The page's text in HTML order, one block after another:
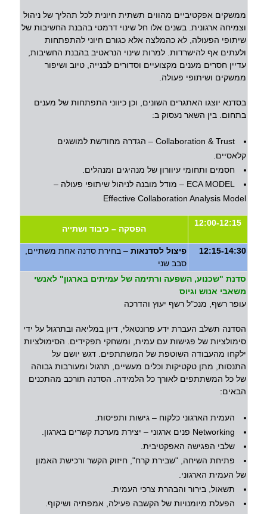
ממשקים אפקטיביים מהווים תשתית חיונית לכל תהליך של ניהול
וצמיחה ארגונית. בשנים אלו חל שינוי דרמטי בהבנת החשיבות של
שיתופי הפעולה, לא כהמלצה אלא כגורם חיוני להתפתחות
ולעתים אף להישרדות. למרות שינוי הנראטיב בהבנת החשיבות,
עדיין חסרים מענים מקצועיים וסדורים לבנייה, טיוב ושיפור
ממשקים ושיתופי פעולה.
בסדנא יוצגו האתגרים השונים, וכן כיווני התפתחות של מענים
בתחום. בין השאר נעסוק ב:
Collaboration & Trust – הגדרה מחודשת למושגים
קלאסיים.
חסמים ותחומי עיוורון של מנהיגים ומנהלים.
ECA MODEL – מודל מובנה לניהול שיתופי פעולה –
Effective Collaboration Analysis Model
12:00-12:15
הפסקה – כיבוד ושתייה
12:15-14:30 פיצול לסדנאות – בחירת סדנה אחת משתיים,
סבב שני
סדנת "שכנוע, השפעה ורתימה של עמיתים בארגון" לאנשי
משאבי אנוש וגיוס
עופר רשף, מנכ"ל רשף יעוץ והדרכה
הסדנה תשלב העברת ידע פרונטאלי, דיון במליאה ובתרגול על ידי
סימולציות של פגישות עם עמית, ומשחקי תפקידים. הסימולציות
ילקחו מהעבודה השוטפת של המשתתפים. דגש יושם על
התנסות, מתן טקטיקות וכלים מעשיים, תרגול ומעורבות גבוהה
של כל המשתתפים לאורך כל הלמידה. הסדנה תורכב מהתכנים
הבאים:
העמית הארגוני כלקוח – גישות ותפיסות.
Networking פנים ארגוני – יצירת מערכת קשרים בארגון.
שלבי הפגישה האפקטיבית.
פתיחת השיחה, "שבירת קרח", חיזוק הקשר ורכישת האמון
של העמית הארגוני.
תשאול, בירור והבהרת צרכי העמית.
הפעלת מיומנויות של הקשבה פעילה, אמפתיה ושיקוף.